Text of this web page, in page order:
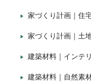
家づくり計画｜住
家づくり計画｜土
建築材料｜インテ
建築材料｜自然素